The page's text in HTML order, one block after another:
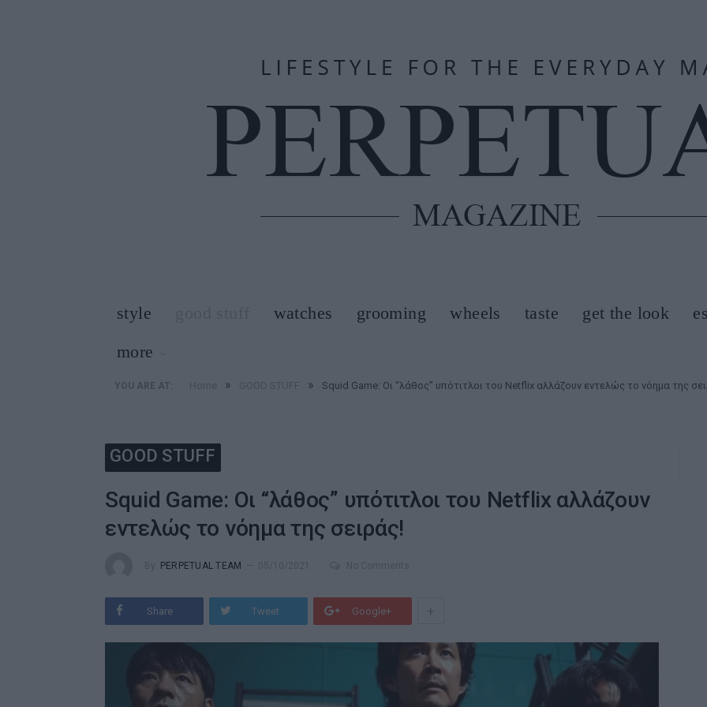
style watches grooming wheels taste get the look
more
YOU ARE AT: » » Squid Game: Οι “λάθος” υπότιτλοι του Netflix αλλάζουν εντελώς το νόημα της
GOOD STUFF
Squid Game: Οι “λάθος” υπότιτλοι του Netflix αλλάζουν
εντελώς το νόημα της σειράς!
PERPETUAL TEAM
Share Tweet Google+